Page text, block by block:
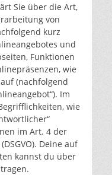
Sie über die Art,
von
kurz
und
Funktionen
wie
(nachfolgend
Im
wie
im Art. 4 der
Deine auf
kannst du über